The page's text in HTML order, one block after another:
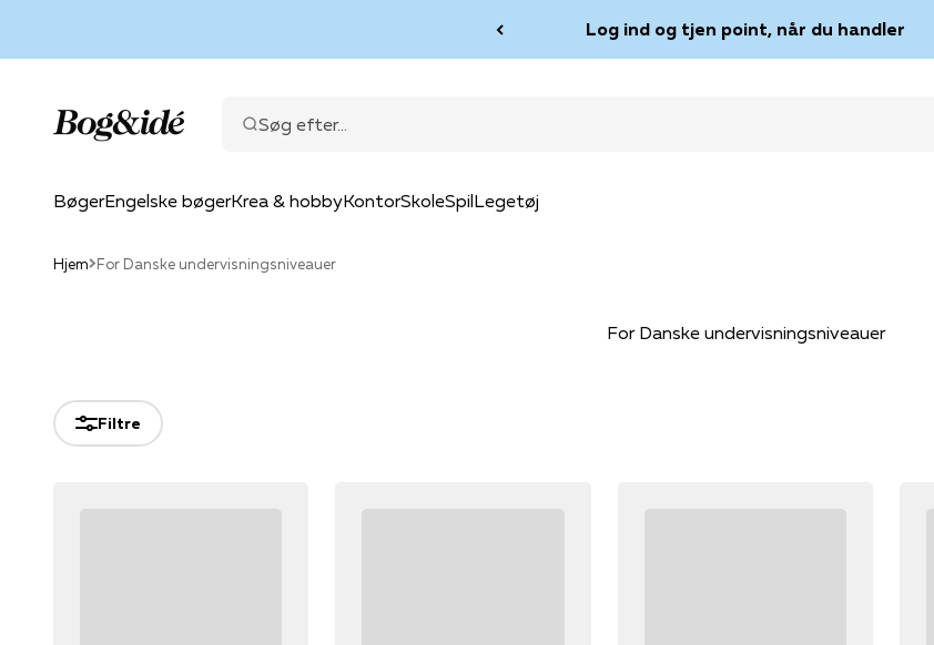
Log ind og tjen point, når du handler
BøgerEngelske bøgerKrea & hobbyKontorSkoleSpilLegetøj
Søg efter...
Bog & idé
Hjem For Danske undervisningsniveauer
For Danske undervisningsniveauer
Filtre